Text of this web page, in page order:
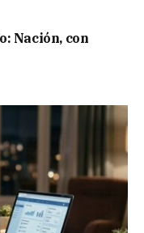
Nación, con